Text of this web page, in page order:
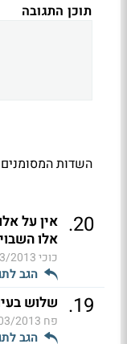
תוכן התגובה
השדות
20
. אין על
אלו
כוכי17:45
הגב
19
. שלוש
פח 14:17
הגב